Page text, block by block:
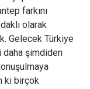
farkını
olarak
Gelecek Türkiye
daha şimdiden
ki birçok